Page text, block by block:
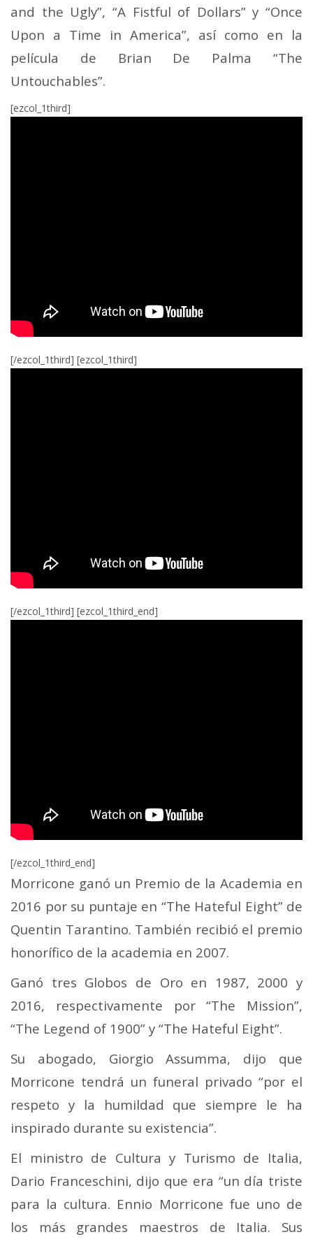
and the Ugly”, “A Fistful of Dollars” y “Once
Upon a Time in America”, así como en la
película de Brian De Palma “The
Untouchables”.
[ezcol_1third]
[/ezcol_1third] [ezcol_1third]
[/ezcol_1third] [ezcol_1third_end]
[/ezcol_1third_end]
Morricone ganó un Premio de la Academia en
2016 por su puntaje en “The Hateful Eight” de
Quentin Tarantino. También recibió el premio
honorífico de la academia en 2007.
Ganó tres Globos de Oro en 1987, 2000 y
2016, respectivamente por “The Mission”,
“The Legend of 1900” y “The Hateful Eight”.
Su abogado, Giorgio Assumma, dijo que
Morricone tendrá un funeral privado “por el
respeto y la humildad que siempre le ha
inspirado durante su existencia”.
El ministro de Cultura y Turismo de Italia,
Dario Franceschini, dijo que era “un día triste
para la cultura. Ennio Morricone fue uno de
los más grandes maestros de Italia. Sus